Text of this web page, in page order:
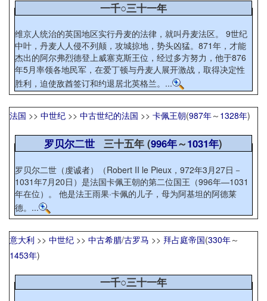
一千○三十一年
维京人统治的英国地区实行丹麦的法律，就叫丹麦法区。 9世纪
中叶，丹麦人人侵不列颠，攻城掠地，势头凶猛。871年，才能
杰出的阿尔弗烈德登上威塞克斯王位，经过多方努力，他于876
年5月率领各地民军，在爱丁顿与丹麦人展开激战，取得决定性
胜利，迫使敌酋签订和约退居北英格兰。...
法国 >> 中世纪 >> 中古世纪的法国 >> 卡佩王朝(987年～ 1328年)
罗贝尔二世 三十五年 (996年～1031年)
罗贝尔二世（虔诚者）（Robert II le Pieux，972年3月27日－
1031年7月20日）是法国卡佩王朝的第二位国王（996年—1031
年在位）。 他是法王雨果·卡佩的儿子，母为阿基坦的阿德莱
德。...
意大利 >> 中世纪 >> 中古希腊/古罗马 >> 拜占庭帝国(330年～
1453年)
一千○三十一年